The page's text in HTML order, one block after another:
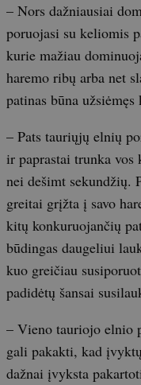
– Nors dažniausiai
poruojasi su keliomis
kurie mažiau
haremo ribų arba net
patinas būna
– Pats tauriųjų elnių
ir paprastai trunka vos
nei dešimt sekundžių.
greitai grįžta į savo
kitų konkuruojančių
būdingas daugeliui
kuo greičiau
padidėtų šansai
– Vieno tauriojo elnio
gali pakakti, kad
dažnai įvyksta